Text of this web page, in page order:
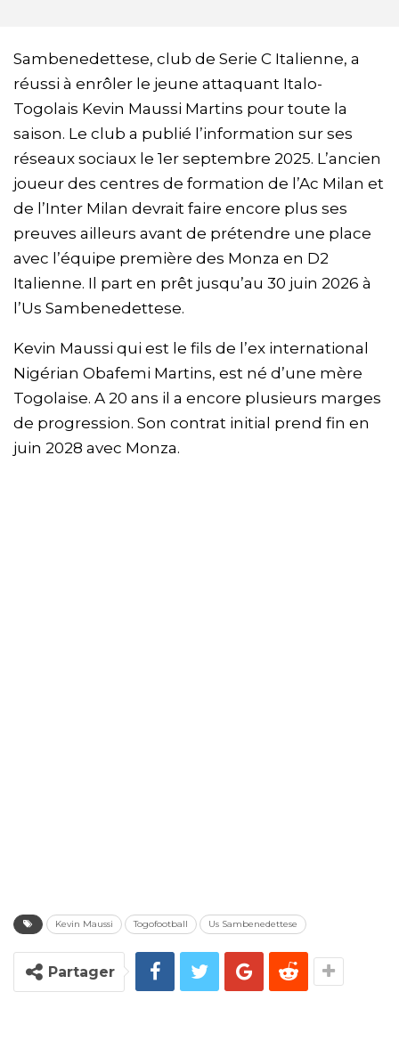
Sambenedettese, club de Serie C Italienne, a
réussi à enrôler le jeune attaquant Italo-
Togolais Kevin Maussi Martins pour toute la
saison. Le club a publié l’information sur ses
réseaux sociaux le 1er septembre 2025. L’ancien
joueur des centres de formation de l’Ac Milan et
de l’Inter Milan devrait faire encore plus ses
preuves ailleurs avant de prétendre une place
avec l’équipe première des Monza en D2
Italienne. Il part en prêt jusqu’au 30 juin 2026 à
l’Us Sambenedettese.
Kevin Maussi qui est le fils de l’ex international
Nigérian Obafemi Martins, est né d’une mère
Togolaise. A 20 ans il a encore plusieurs marges
de progression. Son contrat initial prend fin en
juin 2028 avec Monza.
Kevin Maussi Togofootball Us Sambenedettese
Partager